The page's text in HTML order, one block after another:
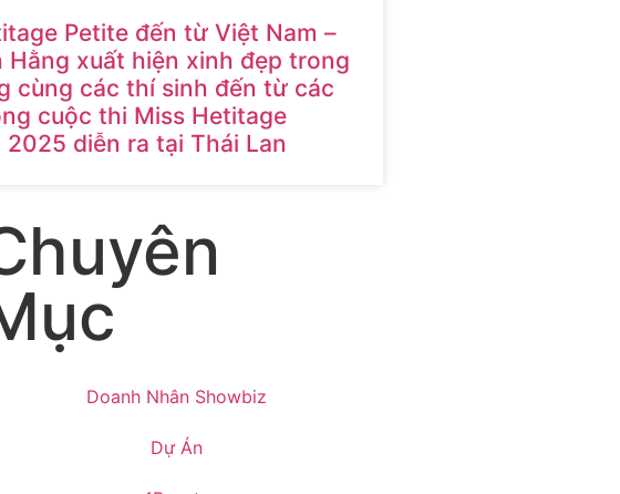
Petite đến từ Việt Nam –
Hằng xuất hiện xinh đẹp trong
cùng các thí sinh đến từ các
cuộc thi Miss Hetitage
diễn ra tại Thái Lan
Doanh Nhân Showbiz
Dự Án